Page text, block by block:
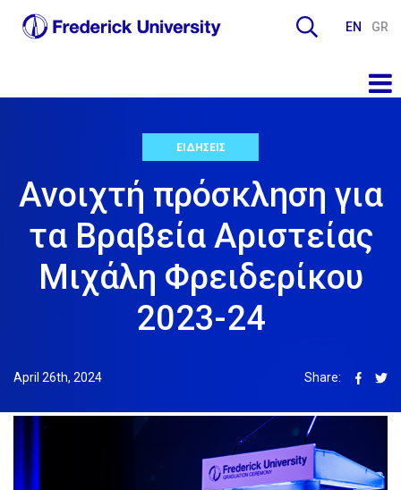
EN GR
ΕΙΔΗΣΕΙΣ
Ανοιχτή πρόσκληση για
τα Βραβεία Αριστείας
Μιχάλη Φρειδερίκου
2023-24
April 26th, 2024 Share: